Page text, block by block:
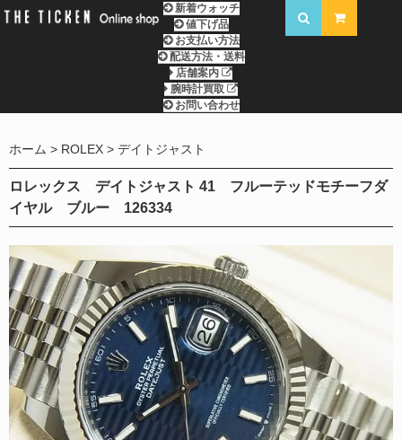
新着ウォッチ
値下げ品
お支払い方法
配送方法・送料
店舗案内
腕時計買取
お問い合わせ
ホーム ROLEX デイトジャスト
ロレックス デイトジャスト 41 フルーテッドモチーフダ
イヤル ブルー 126334